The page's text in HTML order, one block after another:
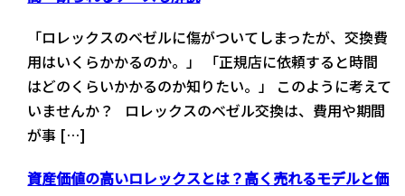
「ロレックスのベゼルに傷がついてしまったが、交換費
用はいくらかかるのか。」 「正規店に依頼すると時間
はどのくらいかかるのか知りたい。」 このように考えて
いませんか？ ロレックスのベゼル交換は、費用や期間
が事 […]
資産価値の高いロレックスとは？高く売れるモデルと価